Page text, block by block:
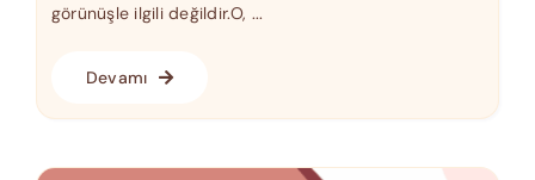
görünüşle ilgili değildir.O, ...
Devamı